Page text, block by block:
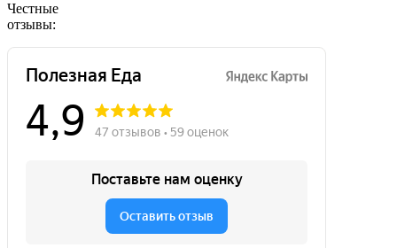
Честные
отзывы: